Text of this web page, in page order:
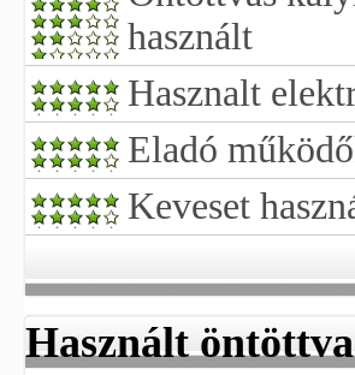
használt
Hasznalt
Eladó
Keveset
Használt